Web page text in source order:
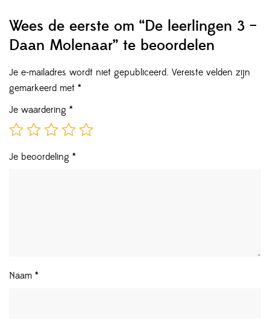
Wees de eerste om “De leerlingen 3 –
Daan Molenaar” te beoordelen
Je e-mailadres wordt niet gepubliceerd. Vereiste velden zijn
gemarkeerd met *
Je waardering *
Je beoordeling *
Naam *